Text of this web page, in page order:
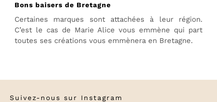
Bons baisers de Bretagne
Certaines marques sont attachées à leur région.
C’est le cas de Marie Alice vous emmène qui part
toutes ses créations vous emmènera en Bretagne.
Suivez-nous sur Instagram